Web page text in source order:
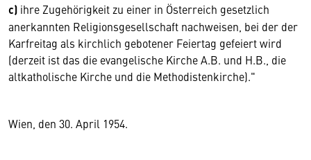
c) ihre Zugehörigkeit zu einer in Österreich gesetzlich
anerkannten Religionsgesellschaft nachweisen, bei der der
Karfreitag als kirchlich gebotener Feiertag gefeiert wird
(derzeit ist das die evangelische Kirche A.B. und H.B., die
altkatholische Kirche und die Methodistenkirche)."
Wien, den 30. April 1954.